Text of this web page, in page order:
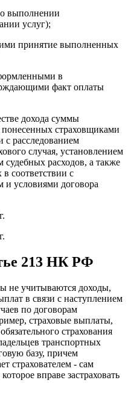
выполнении
услуг);
принятие выполненных
в
факт оплаты
дохода суммы
страховщиками
с расследованием
случая, установлением
судебных расходов, а также
соответствии с
и условиями договора
213 НК РФ
не учитываются доходы,
в связи с наступлением
по договорам
страховые выплаты,
страхования
транспортных
базу, причем
страхователем - сам
вправе застраховать